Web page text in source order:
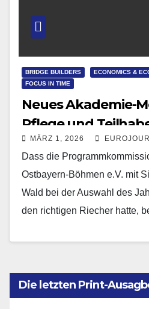
BRIDGE BUILDERS
ECONOMICS &
FOCUS IN TIME
Neues Akademie-
Pflege und
Zeit
MÄRZ 1, 2026
Dass die
Ostbayern-Böhmen e.V. mit
Wald bei der Auswahl des
den richtigen Riecher hatte,
Die letzten Print-